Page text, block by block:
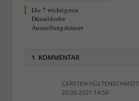
Die 7 wichtigsten
Düsseldorfer
Ausstellungshäuser
1 KOMMENTAR
CARSTEN HÜLTENSCHMIDT
20.09.2021 14:56